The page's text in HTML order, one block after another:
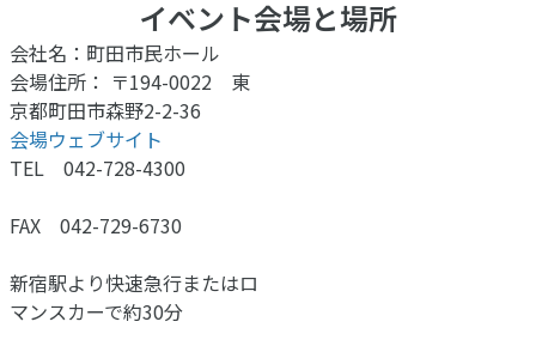
イベント会場と場所
会社名：町田市民ホール
会場住所： 〒194-0022 東
京都町田市森野2-2-36
会場ウェブサイト
TEL 042-728-4300
FAX 042-729-6730
新宿駅より快速急行またはロ
マンスカーで約30分